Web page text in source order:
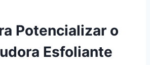
Potencializar o
Esfoliante